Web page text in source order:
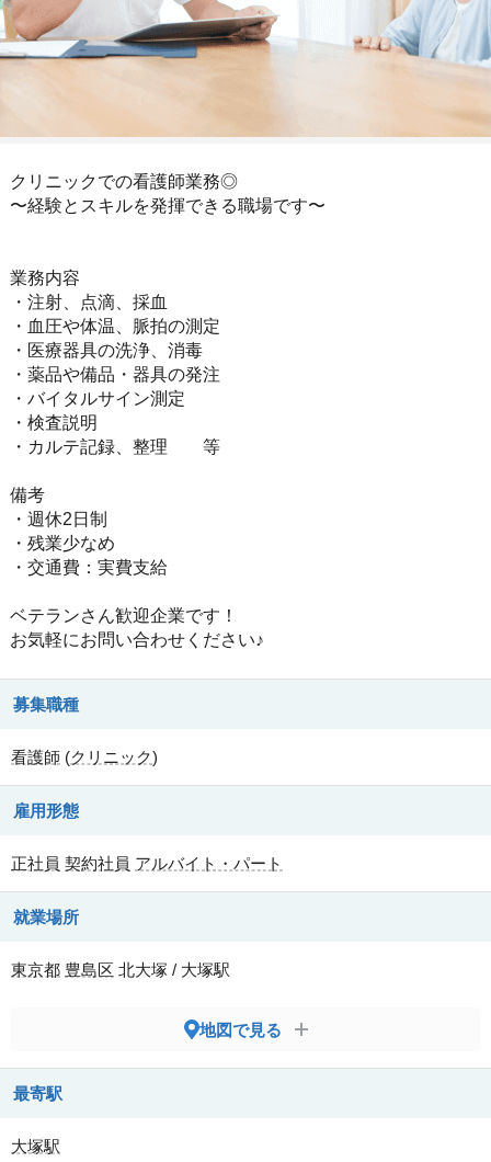
クリニックでの看護師業務◎
〜経験とスキルを発揮できる職場です〜
業務内容
・注射、点滴、採血
・血圧や体温、脈拍の測定
・医療器具の洗浄、消毒
・薬品や備品・器具の発注
・バイタルサイン測定
・検査説明
・カルテ記録、整理 等
備考
・週休2日制
・残業少なめ
・交通費：実費支給
ベテランさん歓迎企業です！
お気軽にお問い合わせください♪
募集職種
看護師 (クリニック)
雇用形態
正社員 契約社員 アルバイト・パート
就業場所
東京都 豊島区 北大塚 / 大塚駅
地図で見る
最寄駅
大塚駅